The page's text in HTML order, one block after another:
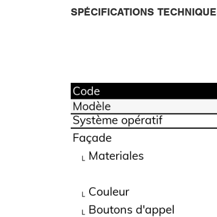
SPÉCIFICATIONS